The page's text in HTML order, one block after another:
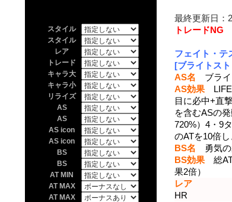
最終更新日：
トレードNG
フェイト・テ
[ブライトス
AS名 ブライ
AS効果 LIFE
目に必中+直
を含むASの
720%）4・9
のATを10倍
BS名 勇気の
BS効果 総
果2倍）
レア
HR
スタイル
スタイル
レア
トレード
キャラ大
キャラ小
リライズ
AS
AS
AS icon
AS icon
BS
BS
AT MIN
AT MAX
AT MAX